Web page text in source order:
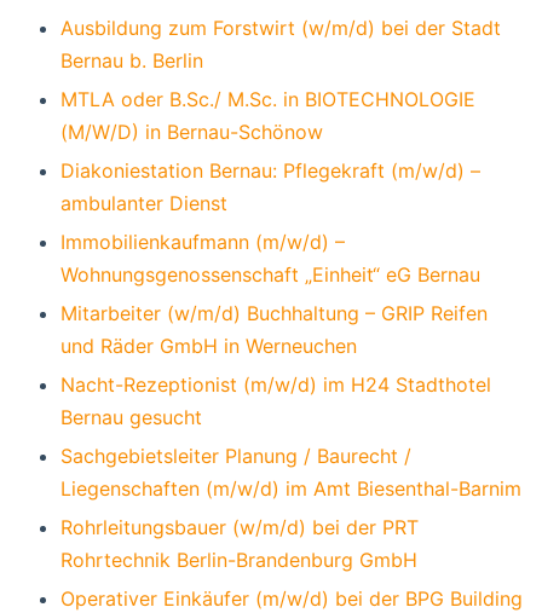
Ausbildung zum Forstwirt (w/m/d) bei der Stadt
Bernau b. Berlin
MTLA oder B.Sc./ M.Sc. in BIOTECHNOLOGIE
(M/W/D) in Bernau-Schönow
Diakoniestation Bernau: Pflegekraft (m/w/d) –
ambulanter Dienst
Immobilienkaufmann (m/w/d) –
Wohnungsgenossenschaft „Einheit“ eG Bernau
Mitarbeiter (w/m/d) Buchhaltung – GRIP Reifen
und Räder GmbH in Werneuchen
Nacht-Rezeptionist (m/w/d) im H24 Stadthotel
Bernau gesucht
Sachgebietsleiter Planung / Baurecht /
Liegenschaften (m/w/d) im Amt Biesenthal-Barnim
Rohrleitungsbauer (w/m/d) bei der PRT
Rohrtechnik Berlin-Brandenburg GmbH
Operativer Einkäufer (m/w/d) bei der BPG Building